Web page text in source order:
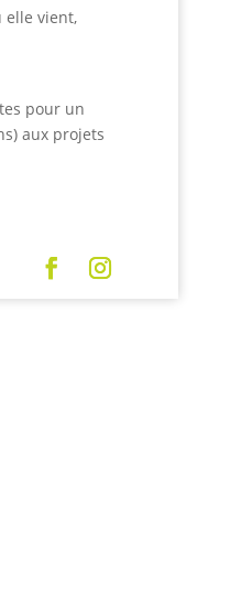
elle vient,
pour un
aux projets